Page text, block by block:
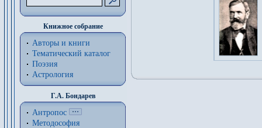
Книжное собрание
Авторы и книги
Тематический каталог
Поэзия
Астрология
Г.А. Бондарев
Антропос
Методософия